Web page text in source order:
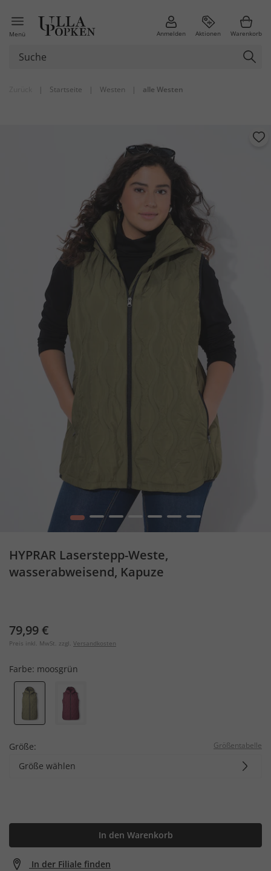
Menü Anmelden Aktionen Warenkorb
| Startseite | Westen | alle Westen
1 2 3 5 6 7
HYPRAR Laserstepp-Weste,
wasserabweisend, Kapuze
79,99 €
Preis inkl. MwSt. zzgl. Versandkosten
Farbe: moosgrün
Größe: Größentabelle
Größe wählen
In den Warenkorb
In der Filiale finden